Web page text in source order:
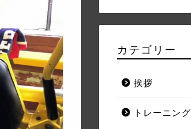
カテゴリー
挨拶
トレーニング